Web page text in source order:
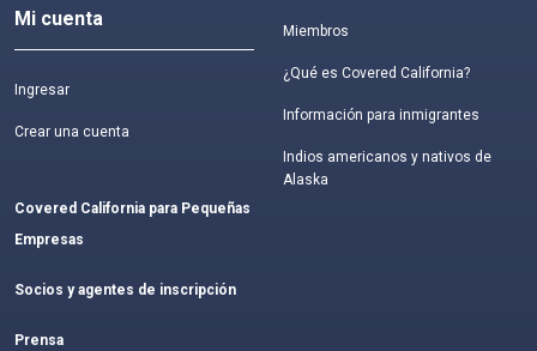
Mi cuenta
Ingresar
Crear una cuenta
Covered California para Pequeñas
Empresas
Socios y agentes de inscripción
Prensa
Miembros
¿Qué es Covered California?
Información para inmigrantes
Indios americanos y nativos de
Alaska